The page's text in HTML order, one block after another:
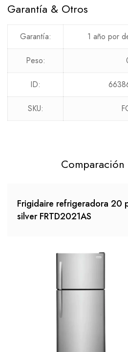
Garantía & Otros
Garantía: 1 año por
Peso:
ID:
SKU:
Frigidaire refrigeradora 20
silver FRTD2021AS